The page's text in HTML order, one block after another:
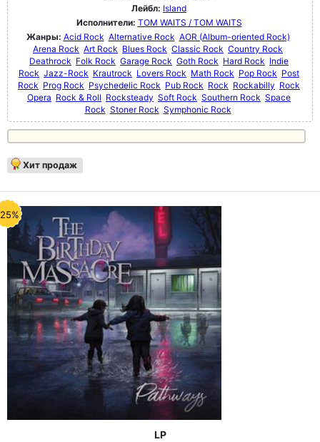
Лейбл: Island
Исполнители: TOM WAITS / TOM WAITS
Жанры: Acid Rock Alternative Rock AOR (Album-oriented Rock)
Arena Rock Art Rock Blues Rock Classic Rock Country Rock
Deathrock Folk Rock Garage Rock Goth Rock Hard Rock Indie
Rock Jazz-Rock Krautrock Lovers Rock Math Rock Pop Rock Post
Rock Prog Rock Psychedelic Rock Pub Rock Rock Rockabilly Rock
Opera Rock & Roll Rocksteady Soft Rock Southern Rock Space
Rock Stoner Rock Symphonic Rock
Хит продаж
LP